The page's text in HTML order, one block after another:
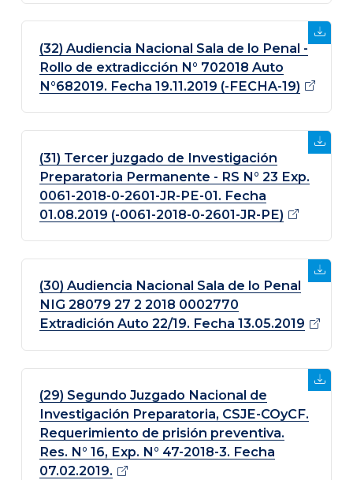
(32) Audiencia Nacional Sala de lo Penal -
Rollo de extradicción N° 702018 Auto
N°682019. Fecha 19.11.2019 (-FECHA-19)
(31) Tercer juzgado de Investigación
Preparatoria Permanente - RS N° 23 Exp.
0061-2018-0-2601-JR-PE-01. Fecha
01.08.2019 (-0061-2018-0-2601-JR-PE)
(30) Audiencia Nacional Sala de lo Penal
NIG 28079 27 2 2018 0002770
Extradición Auto 22/19. Fecha 13.05.2019
(29) Segundo Juzgado Nacional de
Investigación Preparatoria, CSJE-COyCF.
Requerimiento de prisión preventiva.
Res. N° 16, Exp. N° 47-2018-3. Fecha
07.02.2019.